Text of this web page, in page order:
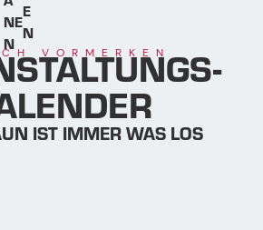
NE
N
E
N
VORMERKEN
IST IMMER WAS LOS